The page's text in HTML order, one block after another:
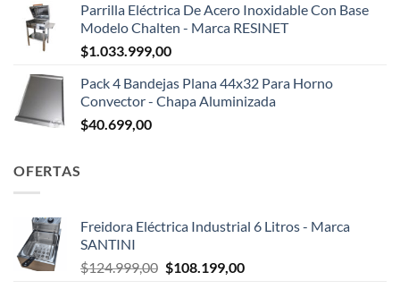
Parrilla Eléctrica De Acero Inoxidable Con Base
Modelo Chalten - Marca RESINET
$1.033.999,00
Pack 4 Bandejas Plana 44x32 Para Horno
Convector - Chapa Aluminizada
$40.699,00
OFERTAS
Freidora Eléctrica Industrial 6 Litros - Marca
SANTINI
$124.999,00 El
$108.199,00El